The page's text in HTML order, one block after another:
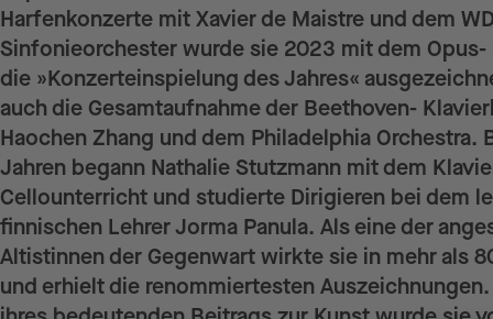
Harfenkonzerte mit Xavier de Maistre und dem
Sinfonieorchester wurde sie 2023 mit dem
die »Konzerteinspielung des Jahres«
auch die Gesamtaufnahme der Beethoven-
Haochen Zhang und dem Philadelphia Orchestra.
Jahren begann Nathalie Stutzmann mit dem
Cellounterricht und studierte Dirigieren bei dem
finnischen Lehrer Jorma Panula. Als eine der
Altistinnen der Gegenwart wirkte sie in mehr als
und erhielt die renommiertesten